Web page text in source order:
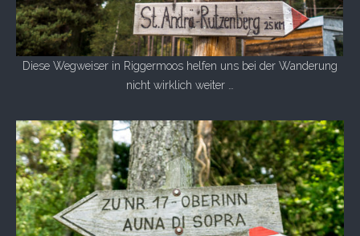
Diese Wegweiser in Riggermoos helfen uns bei der Wanderung
nicht wirklich weiter …